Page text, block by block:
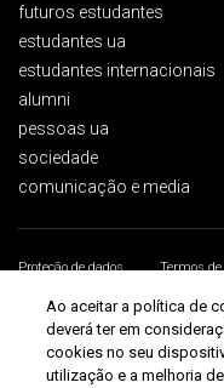
futuros estudantes
estudantes ua
estudantes internacionais
alumni
pessoas ua
sociedade
comunicação e media
Proteção de dados Termos
Universidade de Aveiro 2026
Ao aceitar a política de
deverá ter em
cookies no seu
utilização e a melhoria